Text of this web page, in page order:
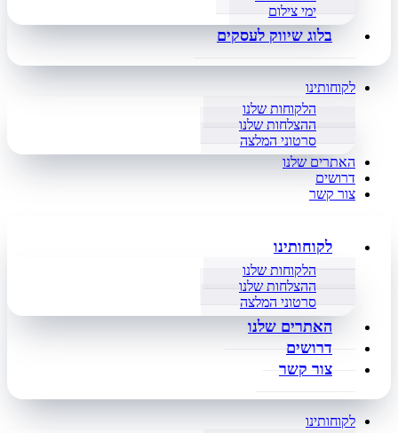
ימי צילום
בלוג שיווק לעסקים
לקוחותינו
הלקוחות שלנו
ההצלחות שלנו
סרטוני המלצה
האתרים שלנו
דרושים
צור קשר
לקוחותינו
הלקוחות שלנו
ההצלחות שלנו
סרטוני המלצה
האתרים שלנו
דרושים
צור קשר
לקוחותינו